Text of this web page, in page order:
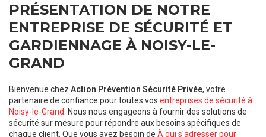
PRÉSENTATION DE NOTRE
ENTREPRISE DE SÉCURITÉ ET
GARDIENNAGE À NOISY-LE-
GRAND
Bienvenue chez Action Prévention Sécurité Privée, votre
partenaire de confiance pour toutes vos entreprises de sécurité à
Noisy-le-Grand
. Nous nous engageons à fournir des solutions de
sécurité sur mesure pour répondre aux besoins spécifiques de
chaque client. Que vous ayez besoin de À qui s'adresser pour